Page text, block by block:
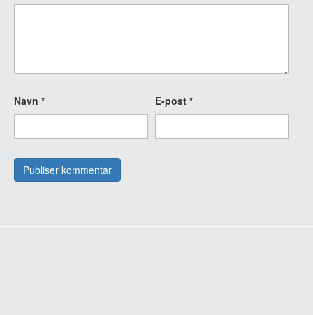
Navn * E-post *